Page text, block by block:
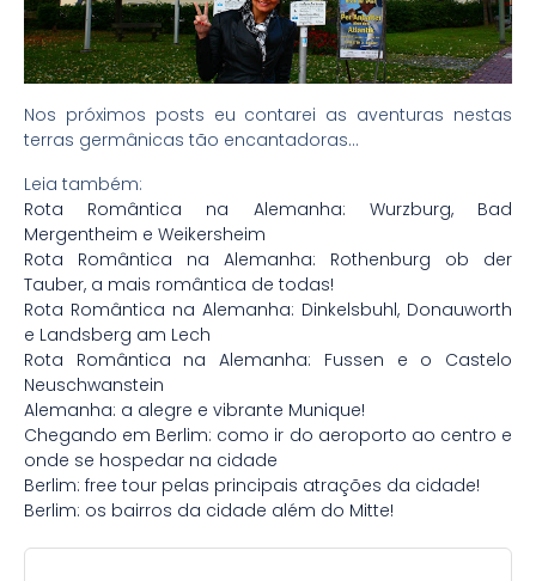
Nos próximos posts eu contarei as aventuras nestas
terras germânicas tão encantadoras…
Leia também:
Rota Romântica na Alemanha: Wurzburg, Bad
Mergentheim e Weikersheim
Rota Romântica na Alemanha: Rothenburg ob der
Tauber, a mais romântica de todas!
Rota Romântica na Alemanha: Dinkelsbuhl, Donauworth
e Landsberg am Lech
Rota Romântica na Alemanha: Fussen e o Castelo
Neuschwanstein
Alemanha: a alegre e vibrante Munique!
Chegando em Berlim: como ir do aeroporto ao centro e
onde se hospedar na cidade
Berlim: free tour pelas principais atrações da cidade!
Berlim: os bairros da cidade além do Mitte!